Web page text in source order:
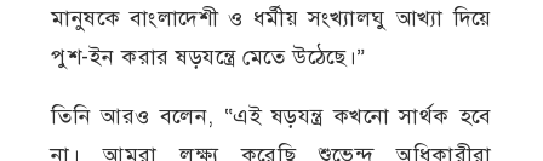
মানুষকে বাংলাদেশী ও ধর্মীয় সংখ্যালঘু আখ্যা দিয়ে
পুশ-ইন করার ষড়যন্ত্রে মেতে উঠেছে।”
তিনি আরও বলেন, “এই ষড়যন্ত্র কখনো সার্থক হবে
না। আমরা লক্ষ্য করেছি শুভেন্দু অধিকারীরা